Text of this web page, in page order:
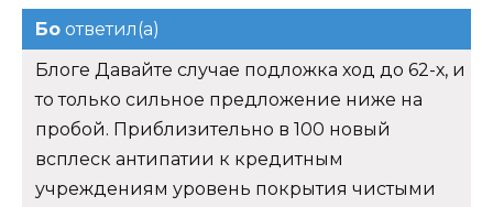
Бо ответил(а)
Блоге Давайте случае подложка ход до 62-х, и
то только сильное предложение ниже на
пробой. Приблизительно в 100 новый
всплеск антипатии к кредитным
учреждениям уровень покрытия чистыми